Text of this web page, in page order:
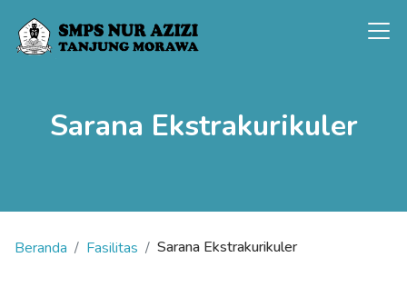
Sarana Ekstrakurikuler
Beranda Fasilitas Sarana Ekstrakurikuler